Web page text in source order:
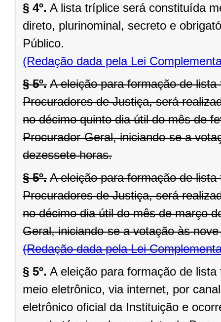
§ 4º. A lista tríplice será constituída
direto, plurinominal, secreto e
Público.
(Redação dada pela Lei
§ 5º. A eleição para formação de
Procuradores de Justiça, será
no décimo quinto dia útil do mês de
Procurador-Geral, iniciando-se a
dezessete horas.
§ 5º. A eleição para formação de
Procuradores de Justiça, será
no décimo dia útil do mês de março
Geral, iniciando-se a votação às
(Redação dada pela Lei
§ 5º. A eleição para formação de
meio eletrônico, via internet, por
eletrônico oficial da Instituição e